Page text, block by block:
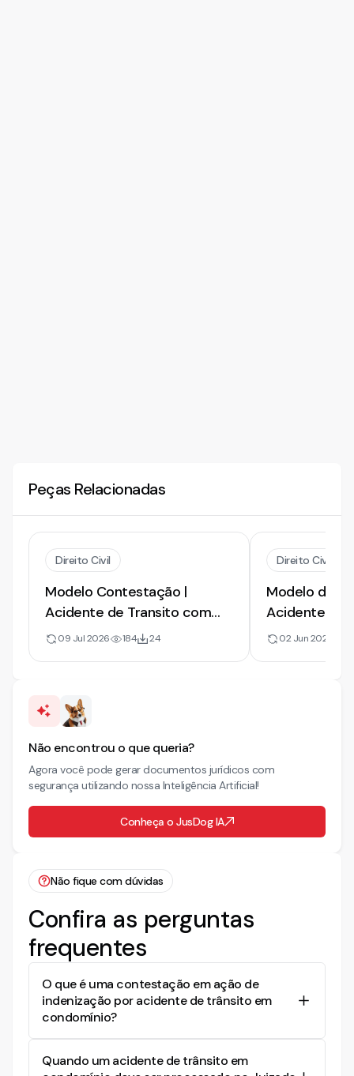
Peças Relacionadas
Direito Civil
Modelo Contestação |
Acidente de Transito com
Pedido Contraposto | 2026
09 Jul 2026 184 24
Direito Civil
Modelo de
Acidente
Concorrente
02 Jun 2026
Não encontrou o que queria?
Agora você pode gerar documentos jurídicos com
segurança utilizando nossa Inteligência Artificial!
Conheça o JusDog IA
Não fique com dúvidas
Confira as perguntas
frequentes
O que é uma contestação em ação de
indenização por acidente de trânsito em
condomínio?
para apresentar a defesa do réu em uma ação de
Quando um acidente de trânsito em